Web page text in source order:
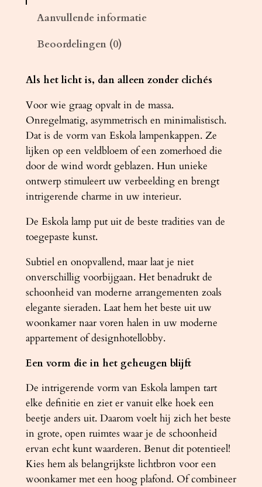
a
o
n
d
l
a
m
p
S
K
O
L
A
7
0
z
a
t
a
a
n
t
a
Aanvullende informatie
Beoordelingen (0)
Als het licht is, dan alleen zonder clichés
Voor wie graag opvalt in de massa.
Onregelmatig, asymmetrisch en minimalistisch.
Dat is de vorm van Eskola lampenkappen. Ze
lijken op een veldbloem of een zomerhoed die
door de wind wordt geblazen. Hun unieke
ontwerp stimuleert uw verbeelding en brengt
intrigerende charme in uw interieur.
De Eskola lamp put uit de beste tradities van de
toegepaste kunst.
Subtiel en onopvallend, maar laat je niet
onverschillig voorbijgaan. Het benadrukt de
schoonheid van moderne arrangementen zoals
elegante sieraden. Laat hem het beste uit uw
woonkamer naar voren halen in uw moderne
appartement of designhotellobby.
Een vorm die in het geheugen blijft
De intrigerende vorm van Eskola lampen tart
elke definitie en ziet er vanuit elke hoek een
beetje anders uit. Daarom voelt hij zich het beste
in grote, open ruimtes waar je de schoonheid
ervan echt kunt waarderen. Benut dit potentieel!
Kies hem als belangrijkste lichtbron voor een
woonkamer met een hoog plafond. Of combineer